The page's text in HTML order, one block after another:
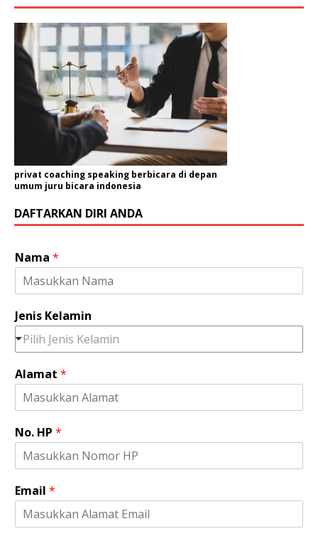
privat coaching speaking berbicara di depan
umum juru bicara indonesia
DAFTARKAN DIRI ANDA
Nama *
Jenis Kelamin
Pilih Jenis Kelamin
*
A
a
a
J
n
s
Alamat *
No. HP *
Email *